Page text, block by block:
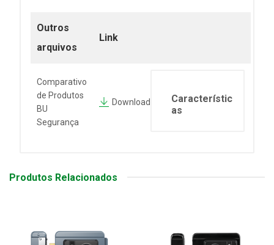
Outros
arquivos
Link
Comparativo
de Produtos
BU
Segurança
Download
Característic
as
Produtos Relacionados